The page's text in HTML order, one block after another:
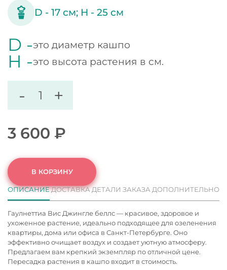
D -17 см; H -25 см
D -это диаметр кашпо
H -это высота растения в см.
- +
3 600 ₽
В КОРЗИНУ
ОПИСАНИЕДОСТАВКАДЕТАЛИ ЗАКАЗА ДОПОЛНИТЕЛЬНО
Гаулнеттиа Вис Джингле беллс — красивое, здоровое и
ухоженное растение, идеально подходящее для озеленения
квартиры, дома или офиса в Санкт-Петербурге. Оно
эффективно очищает воздух и создает уютную атмосферу.
Предлагаем вам крепкий экземпляр по отличной цене.
Пересадка растения в кашпо входит в стоимость.